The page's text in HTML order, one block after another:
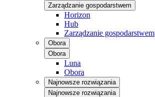
Zarządzanie gospodarstwem
Horizon
Hub
Zarządzanie gospodarstwem
Obora
Obora
Luna
Obora
Najnowsze rozwiązania
Najnowsze rozwiązania